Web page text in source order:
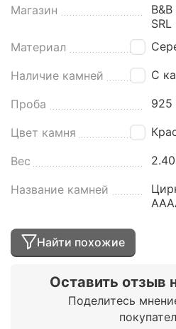
Магазин
SRL
Материал
Наличие камней С
Проба 925
Цвет камня
Вес 2.40
Название камней
Найти похожие
Оставить отзыв
Поделитесь